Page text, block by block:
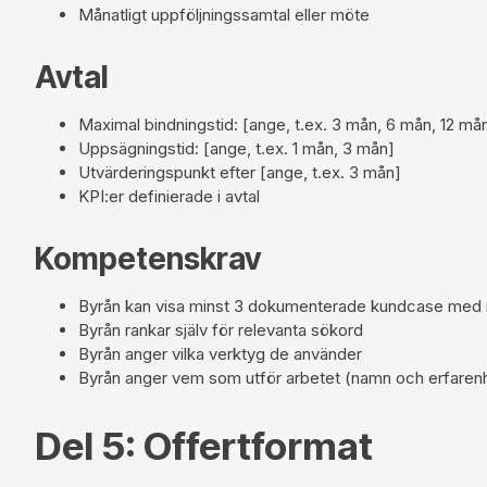
Månatligt uppföljningssamtal eller möte
Avtal
Maximal bindningstid: [ange, t.ex. 3 mån, 6 mån, 12
Uppsägningstid: [ange, t.ex. 1 mån, 3 mån]
Utvärderingspunkt efter [ange, t.ex. 3 mån]
KPI:er definierade i avtal
Kompetenskrav
Byrån kan visa minst 3 dokumenterade kundcase med
Byrån rankar själv för relevanta sökord
Byrån anger vilka verktyg de använder
Byrån anger vem som utför arbetet (namn och
Del 5: Offertformat